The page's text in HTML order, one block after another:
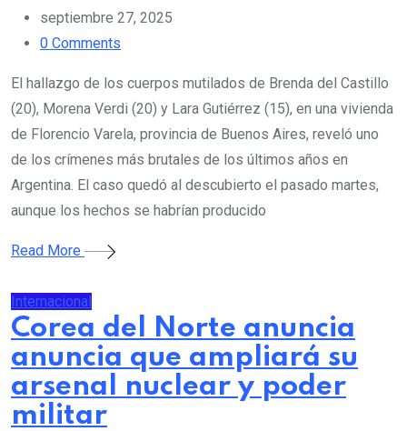
septiembre 27, 2025
0 Comments
El hallazgo de los cuerpos mutilados de Brenda del Castillo
(20), Morena Verdi (20) y Lara Gutiérrez (15), en una vivienda
de Florencio Varela, provincia de Buenos Aires, reveló uno
de los crímenes más brutales de los últimos años en
Argentina. El caso quedó al descubierto el pasado martes,
aunque los hechos se habrían producido
Read More
Internacional
Corea del Norte anuncia
anuncia que ampliará su
arsenal nuclear y poder
militar